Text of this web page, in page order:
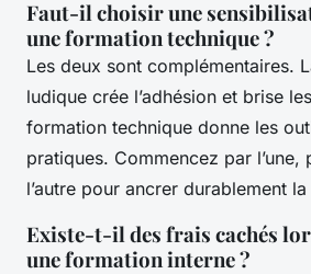
Faut-il choisir une
une formation technique ?
Les deux sont complémentaires.
ludique crée l’adhésion et brise
formation technique donne les
pratiques. Commencez par l’une,
l’autre pour ancrer durablement
Existe-t-il des frais cachés
une formation interne ?